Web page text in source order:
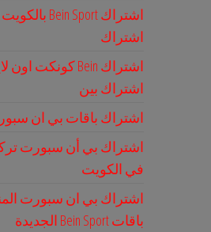
اشتراك
اشتراك بين
اشتراك باقات بي ان
اشتراك بي أن سبورت
في الكويت
اشتراك بي ان سبورت
باقات Bein Sport الجديدة